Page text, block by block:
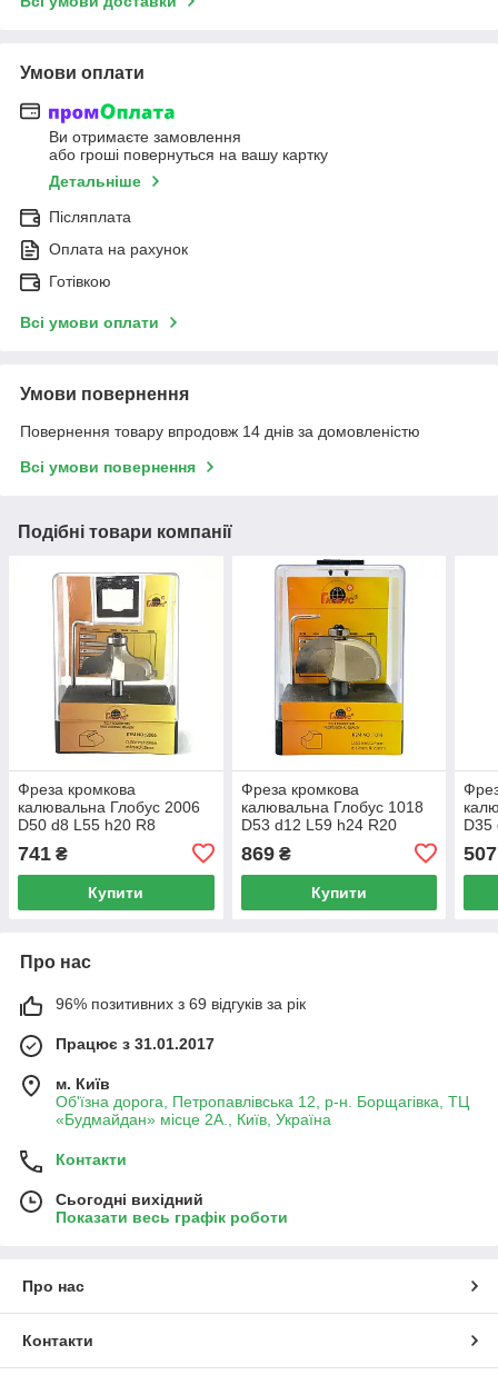
Умови оплати
Ви отримаєте замовлення
або гроші повернуться на вашу картку
Детальніше
Післяплата
Оплата на рахунок
Готівкою
Всі умови оплати
Умови повернення
Повернення товару впродовж 14 днів за домовленістю
Всі умови повернення
Подібні товари компанії
Фреза кромкова
калювальна Глобус 2006
D50 d8 L55 h20 R8
741 ₴
Купити
Фреза кромкова
калювальна Глобус 1018
D53 d12 L59 h24 R20
869₴
Купити
D35
507
Про нас
96% позитивних з 69 відгуків за рік
Працює з 31.01.2017
м. Київ
Об'їзна дорога, Петропавлівська 12, р-н. Борщагівка, ТЦ
«Будмайдан» місце 2А., Київ, Україна
Контакти
Сьогодні вихідний
Показати весь графік роботи
Про нас
Контакти